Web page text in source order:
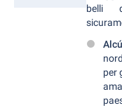
belli
per